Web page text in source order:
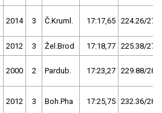
2014 3 Č.Kruml. 17:17,65 224.26/27,6
2012 3 Žel.Brod 17:18,77 225.38/27,7
2000 2 Pardub. 17:23,27 229.88/28,3
2012 3 Boh.Pha 17:25,75 232.36/28,6